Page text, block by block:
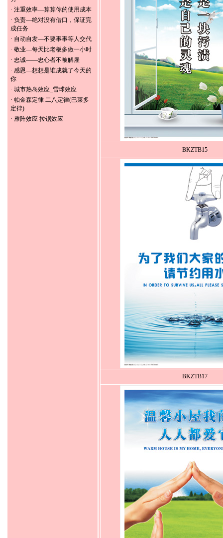
· 注重效率—算算你的使用成本
· 负责—绝对没有借口，保证完
成任务
· 自动自发—不要事事等人交代
· 敬业—每天比老板多做一小时
· 忠诚——忠心者不被解雇
· 感恩—想想是谁成就了今天的
你
· 城市热岛效应_雪球效应
· 帕金森定律 二八定律(巴莱多
定律)
· 雁阵效应 拉锯效应
BKZTB15
BKZTB17